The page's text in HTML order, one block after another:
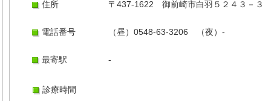
住所 〒437-1622 御前崎市白羽５２４３－３
電話番号 （昼）0548-63-3206 （夜）-
最寄駅 -
診療時間